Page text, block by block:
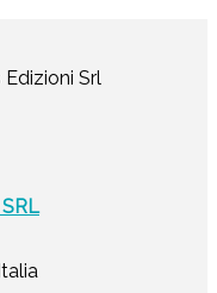
Srl